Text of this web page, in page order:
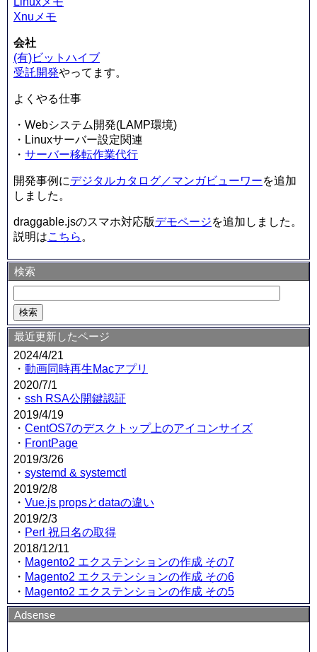
Xnuメモ
会社
(有)ビットハイブ
受託開発やってます。
よくやる仕事
・Webシステム開発(LAMP環境)
・Linuxサーバー設定関連
・ サーバー移転作業代行
開発事例にデジタルカタログ／マンガビューワーを追加
しました。
draggable.jsのスマホ対応版デモページを追加しました。
説明はこちら 。
検索
最近更新したページ
2024/4/21
・ 動画同時再生Macアプリ
2020/7/1
・ ssh RSA公開鍵認証
2019/4/19
・ CentOS7のデスクトップ上のアイコンサイズ
・ FrontPage
2019/3/26
・ systemd & systemctl
2019/2/8
・ Vue.js propsとdataの違い
2019/2/3
・ Perl 祝日名の取得
2018/12/11
・ Magento2 エクステンションの作成 その7
・ Magento2 エクステンションの作成 その6
・ Magento2 エクステンションの作成 その5
Adsense